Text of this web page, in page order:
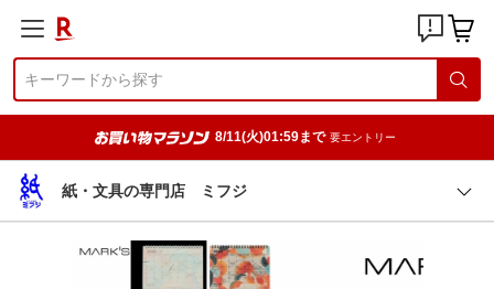
8/11(火)01:59まで 要エントリー
紙・文具の専門店 ミフジ